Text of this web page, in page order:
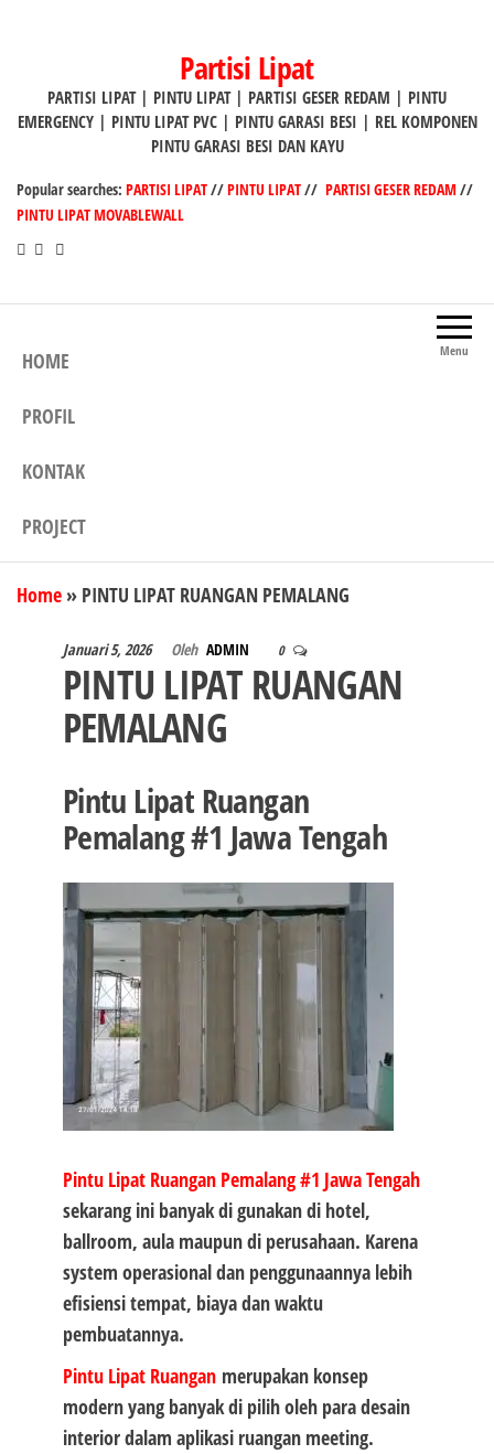
Partisi Lipat
PARTISI LIPAT | PINTU LIPAT | PARTISI GESER REDAM | PINTU
EMERGENCY | PINTU LIPAT PVC | PINTU GARASI BESI | REL KOMPONEN
PINTU GARASI BESI DAN KAYU
Popular searches: PARTISI LIPAT//PINTU LIPAT// PARTISI GESER REDAM//
PINTU LIPAT MOVABLEWALL
Menu
HOME
PROFIL
KONTAK
PROJECT
Home » PINTU LIPAT RUANGAN PEMALANG
Januari 5, 2026 Oleh ADMIN 0
PINTU LIPAT RUANGAN
PEMALANG
Pintu Lipat Ruangan
Pemalang #1 Jawa Tengah
Pintu Lipat Ruangan Pemalang #1 Jawa Tengah
sekarang ini banyak di gunakan di hotel,
ballroom, aula maupun di perusahaan. Karena
system operasional dan penggunaannya lebih
efisiensi tempat, biaya dan waktu
pembuatannya.
Pintu Lipat Ruanganmerupakan konsep
modern yang banyak di pilih oleh para desain
interior dalam aplikasi ruangan meeting.